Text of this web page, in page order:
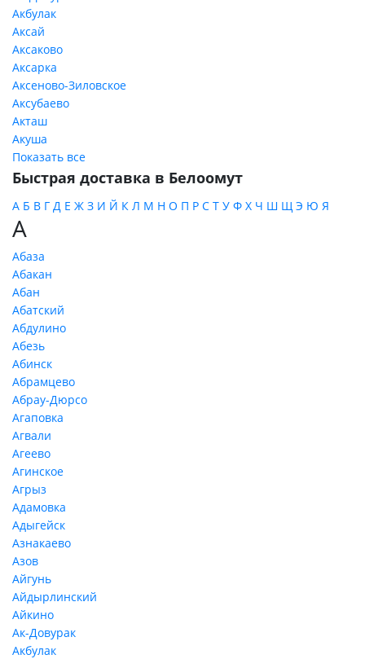
Акбулак
Аксай
Аксаково
Аксарка
Аксеново-Зиловское
Аксубаево
Акташ
Акуша
Показать все
Быстрая доставка в Белоомут
А Б В Г Д Е Ж З И Й К Л М Н О П Р С Т У Ф Х Ч Ш Щ Э Ю Я
А
Абаза
Абакан
Абан
Абатский
Абдулино
Абезь
Абинск
Абрамцево
Абрау-Дюрсо
Агаповка
Агвали
Агеево
Агинское
Агрыз
Адамовка
Адыгейск
Азнакаево
Азов
Айгунь
Айдырлинский
Айкино
Ак-Довурак
Акбулак